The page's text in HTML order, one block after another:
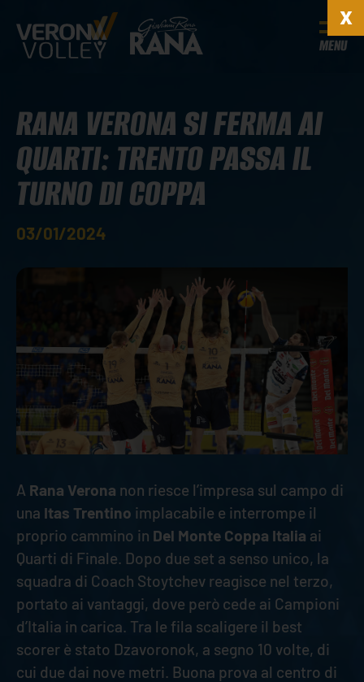
MENU
RANA VERONA SI FERMA AI
QUARTI: TRENTO PASSA IL
TURNO DI COPPA
03/01/2024
A Rana Verona non riesce l’impresa sul campo di
una Itas Trentino implacabile e interrompe il
proprio cammino in Del Monte Coppa Italia ai
Quarti di Finale. Dopo due set a senso unico, la
squadra di Coach Stoytchev reagisce nel terzo,
portato ai vantaggi, dove però cede ai Campioni
d’Italia in carica. Tra le fila scaligere il best
scorer è stato Dzavoronok, a segno 10 volte, di
cui due dai nove metri. Buona prova al centro di